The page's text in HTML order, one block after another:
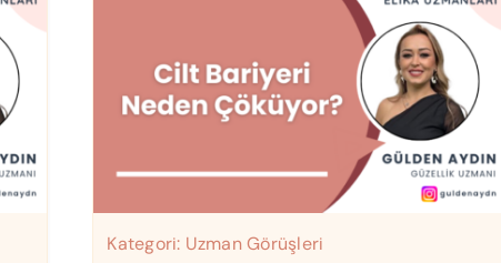
Kategori: Uzman Görüşleri